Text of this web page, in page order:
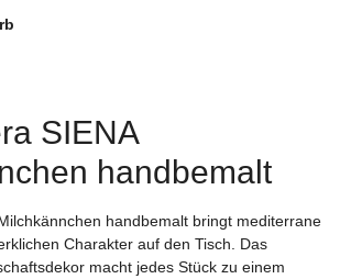
SIENA
handbemalt
handbemalt bringt mediterrane
Charakter auf den Tisch. Das
macht jedes Stück zu einem